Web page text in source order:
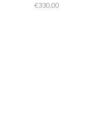
€330,00